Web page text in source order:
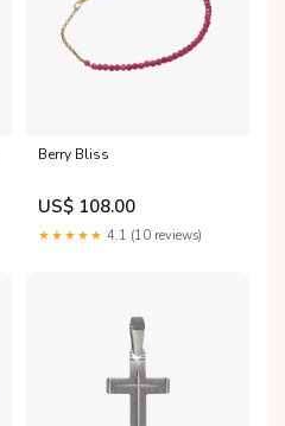
Berry Bliss
US$ 108.00
★★★★★ 4.1 (10 reviews)